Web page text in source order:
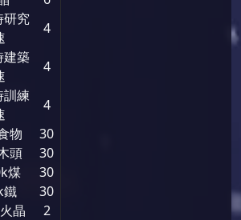
研究
4
建築
4
訓練
4
物
30
頭
30
煤
30
鐵
30
晶 2